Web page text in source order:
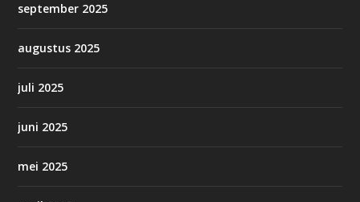
september 2025
augustus 2025
juli 2025
juni 2025
mei 2025